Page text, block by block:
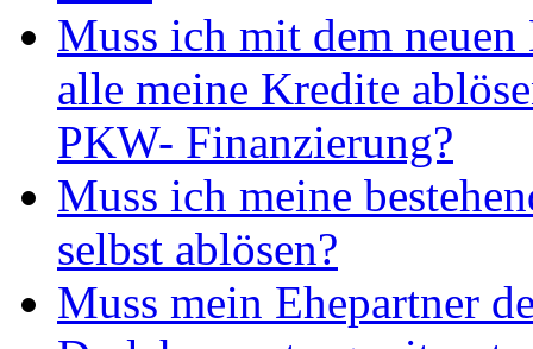
Muss ich mit dem neuen
alle meine Kredite
PKW- Finanzierung?
Muss ich meine
selbst ablösen?
Muss mein Ehepartner